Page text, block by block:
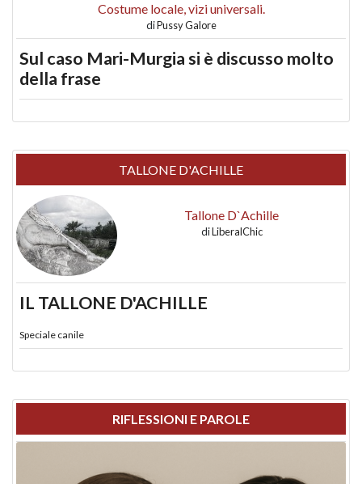
Costume locale, vizi universali.
diPussy Galore
Sul caso Mari-Murgia si è discusso molto
della frase
TALLONE D'ACHILLE
Tallone D`Achille
diLiberalChic
IL TALLONE D'ACHILLE
Speciale canile
RIFLESSIONI E PAROLE